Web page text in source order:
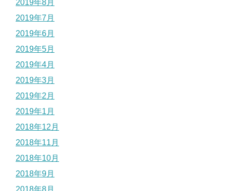
2019年8月
2019年7月
2019年6月
2019年5月
2019年4月
2019年3月
2019年2月
2019年1月
2018年12月
2018年11月
2018年10月
2018年9月
2018年8月